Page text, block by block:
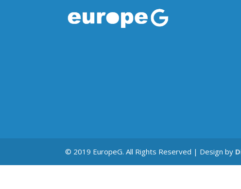
© 2019 EuropeG. All Rights Reserved | Design by